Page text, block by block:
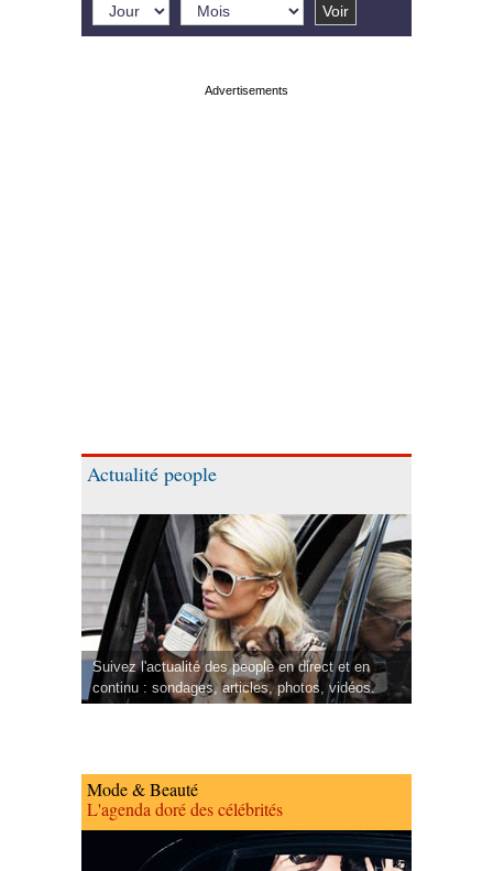
Actualité people
Suivez l'actualité des people en direct et en
continu : sondages, articles, photos, vidéos.
Mode & Beauté
L'agenda doré des célébrités